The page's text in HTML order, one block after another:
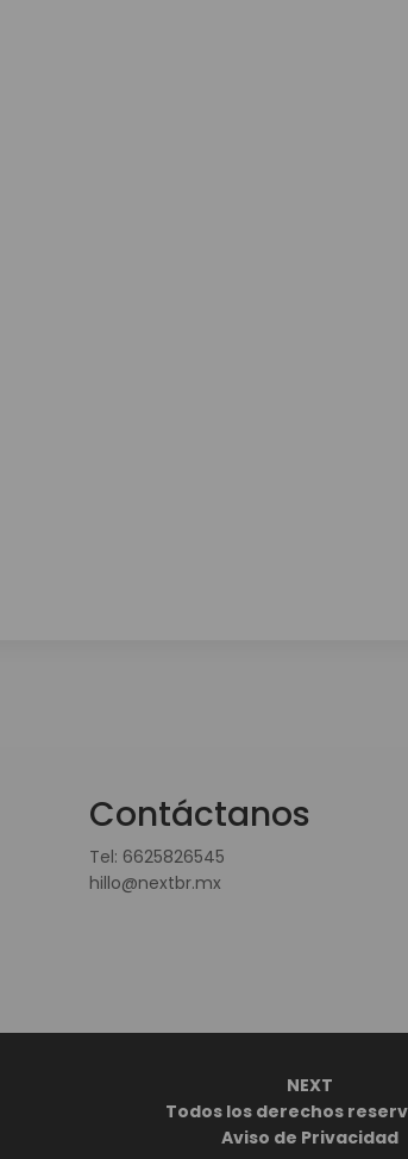
Contáctanos
Tel: 6625826545
hillo@nextbr.mx
NEXT
Todos los derechos
Aviso de Privacidad